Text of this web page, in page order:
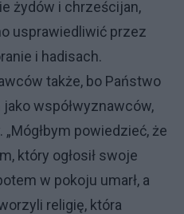
żydów i chrześcijan,
usprawiedliwić przez
i hadisach.
także, bo Państwo
współwyznawców,
powiedzieć, że
który ogłosił swoje
w pokoju umarł, a
religię, która